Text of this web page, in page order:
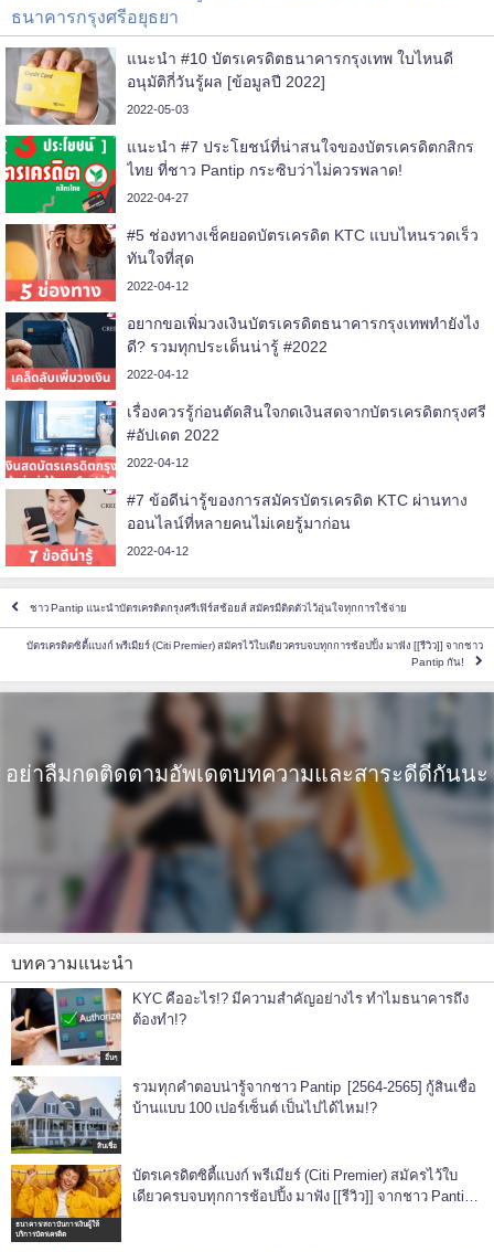
ธนาคารกรุงศรีอยุธยา
แนะนำ #10 บัตรเครดิตธนาคารกรุงเทพ ใบไหนดี
อนุมัติกี่วันรู้ผล [ข้อมูลปี 2022]
2022-05-03
แนะนำ #7 ประโยชน์ที่น่าสนใจของบัตรเครดิตกสิกร
ไทย ที่ชาว Pantip กระซิบว่าไม่ควรพลาด!
2022-04-27
#5 ช่องทางเช็คยอดบัตรเครดิต KTC แบบไหนรวดเร็ว
ทันใจที่สุด
2022-04-12
อยากขอเพิ่มวงเงินบัตรเครดิตธนาคารกรุงเทพทำยังไง
ดี? รวมทุกประเด็นน่ารู้ #2022
2022-04-12
เรื่องควรรู้ก่อนตัดสินใจกดเงินสดจากบัตรเครดิตกรุงศรี
#อัปเดต 2022
2022-04-12
#7 ข้อดีน่ารู้ของการสมัครบัตรเครดิต KTC ผ่านทาง
ออนไลน์ที่หลายคนไม่เคยรู้มาก่อน
2022-04-12
ชาว Pantip แนะนำบัตรเครดิตกรุงศรีเฟิร์สช้อยส์ สมัครมีติดตัวไว้อุ่นใจทุกการใช้จ่าย
บัตรเครดิตซิตี้แบงก์ พรีเมียร์ (Citi Premier) สมัครไว้ใบเดียวครบจบทุกการช้อปปิ้ง มาฟัง [[รีวิว]] จากชาว
Pantip กัน!
อย่าลืมกดติดตามอัพเดตบทความและสาระดีดีกันนะ
บทความแนะนำ
อื่นๆ
KYC คืออะไร!? มีความสำคัญอย่างไร ทำไมธนาคารถึง
ต้องทำ!?
สินเชื่อ
รวมทุกคำตอบน่ารู้จากชาว Pantip [2564-2565] กู้สินเชื่อ
บ้านแบบ 100 เปอร์เซ็นต์ เป็นไปได้ไหม!?
ธนาคาร/สถาบันการเงินผู้ให้
บริการบัตรเครดิต
บัตรเครดิตซิตี้แบงก์ พรีเมียร์ (Citi Premier) สมัครไว้ใบ
เดียวครบจบทุกการช้อปปิ้ง มาฟัง [[รีวิว]] จากชาว Pantip